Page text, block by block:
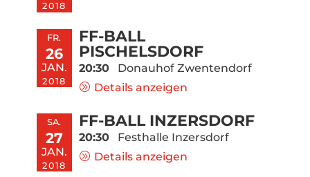
2018
FR.
26
JAN.
2018
FF-BALL
PISCHELSDORF
20:30
Donauhof Zwentendorf
Details anzeigen
SA.
27
JAN.
2018
FF-BALL INZERSDORF
20:30
Festhalle Inzersdorf
Details anzeigen